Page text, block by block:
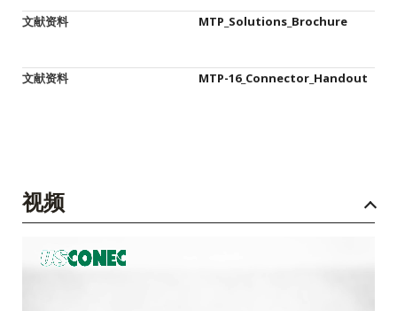
文献资料 MTP_Solutions_Brochure
文献资料 MTP-16_Connector_Handout
视频